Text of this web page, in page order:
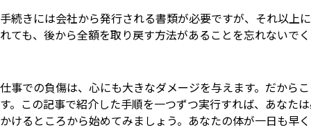
手続きには会社から発行される書類が必要ですが、それ以上
れても、後から全額を取り戻す方法があることを忘れないで
仕事での負傷は、心にも大きなダメージを与えます。だから
す。この記事で紹介した手順を一つずつ実行すれば、あなた
かけるところから始めてみましょう。あなたの体が一日も早